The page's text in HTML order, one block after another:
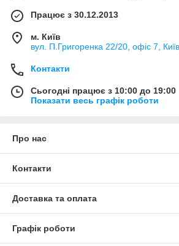
Працює з 30.12.2013
м. Київ
вул. П.Григоренка 22/20, офіс 7,
Контакти
Сьогодні працює з 10:00 до 19:00
Показати весь графік роботи
Про нас
Контакти
Доставка та оплата
Графік роботи